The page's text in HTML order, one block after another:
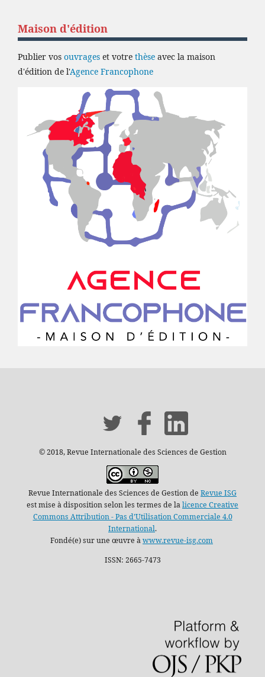
Maison d'édition
Publier vos ouvrages et votre thèse avec la maison
d'édition de l'Agence Francophone
© 2018, Revue Internationale des Sciences de Gestion
Revue Internationale des Sciences de Gestion de Revue ISG
est mise à disposition selon les termes de lalicence Creative
Commons Attribution - Pas d’Utilisation Commerciale 4.0
International.
Fondé(e) sur une œuvre àwww.revue-isg.com
ISSN: 2665-7473